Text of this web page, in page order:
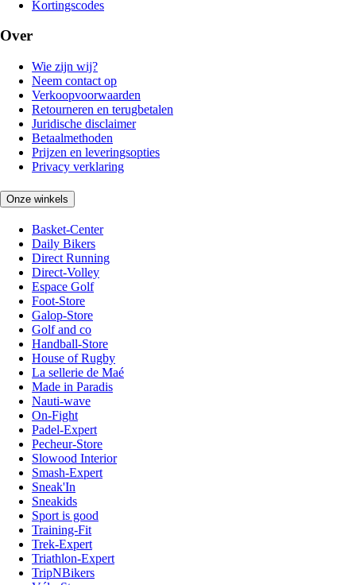
Kortingscodes
Over
Wie zijn wij?
Neem contact op
Verkoopvoorwaarden
Retourneren en terugbetalen
Juridische disclaimer
Betaalmethoden
Prijzen en leveringsopties
Privacy verklaring
Onze winkels
Basket-Center
Daily Bikers
Direct Running
Direct-Volley
Espace Golf
Foot-Store
Galop-Store
Golf and co
Handball-Store
House of Rugby
La sellerie de Maé
Made in Paradis
Nauti-wave
On-Fight
Padel-Expert
Pecheur-Store
Slowood Interior
Smash-Expert
Sneak'In
Sneakids
Sport is good
Training-Fit
Trek-Expert
Triathlon-Expert
TripNBikers